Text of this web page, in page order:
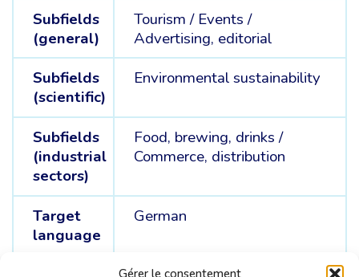
Gérer le consentement
Subfields
(general)
Tourism / Events /
Advertising, editorial
Subfields
(scientific)
Environmental sustainability
Subfields
(industrial
sectors)
Food, brewing, drinks /
Commerce, distribution
Target
language
German